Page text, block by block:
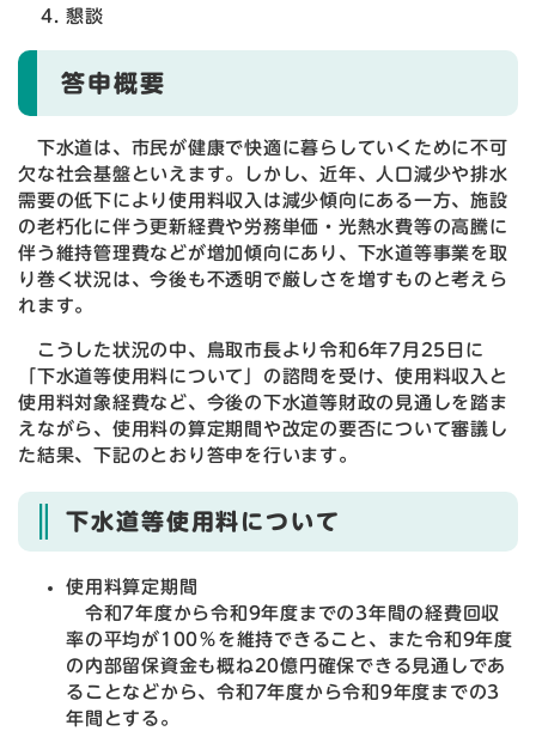
懇談
答申概要
下水道は、市民が健康で快適に暮らしていくために不可
欠な社会基盤といえます。しかし、近年、人口減少や排水
需要の低下により使用料収入は減少傾向にある一方、施設
の老朽化に伴う更新経費や労務単価・光熱水費等の高騰に
伴う維持管理費などが増加傾向にあり、下水道等事業を取
り巻く状況は、今後も不透明で厳しさを増すものと考えら
れます。
こうした状況の中、鳥取市長より令和6年7月25日に
「下水道等使用料について」の諮問を受け、使用料収入と
使用料対象経費など、今後の下水道等財政の見通しを踏ま
えながら、使用料の算定期間や改定の要否について審議し
た結果、下記のとおり答申を行います。
下水道等使用料について
使用料算定期間
令和7年度から令和9年度までの3年間の経費回収
率の平均が100％を維持できること、また令和9年度
の内部留保資金も概ね20億円確保できる見通しであ
ることなどから、令和7年度から令和9年度までの3
年間とする。